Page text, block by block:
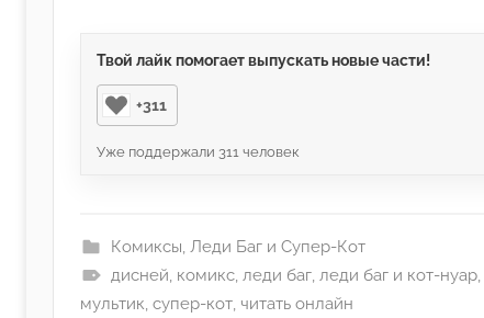
Твой лайк помогает выпускать новые части!
+311
Уже поддержали 311 человек
Комиксы, Леди Баг и Супер-Кот
дисней, комикс, леди баг, леди баг и кот-нуар,
мультик, супер-кот, читать онлайн